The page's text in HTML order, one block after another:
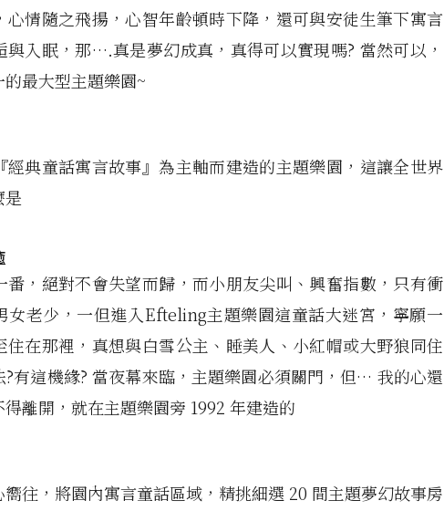
心情隨之飛揚，心智年齡頓時下降，還可與安徒生筆下寓言
與入眠，那….真是夢幻成真，真得可以實現嗎? 當然可以，
最大型主題樂園~
經典童話寓言故事』為主軸而建造的主題樂園，這讓全世界
是
番，絕對不會失望而歸，而小朋友尖叫、興奮指數，只有衝
女老少，一但進入Efteling主題樂園這童話大迷宮，寧願一
住在那裡，真想與白雪公主、睡美人、小紅帽或大野狼同住
?有這機緣? 當夜幕來臨，主題樂園必須關門，但… 我的心還
離開，就在主題樂園旁 1992 年建造的
往，將園內寓言童話區域，精挑細選 20 間主題夢幻故事房